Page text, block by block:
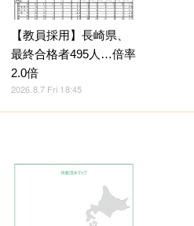
【教員採用】長崎県、
最終合格者495人…倍率
2.0倍
2026.8.7 Fri 18:45